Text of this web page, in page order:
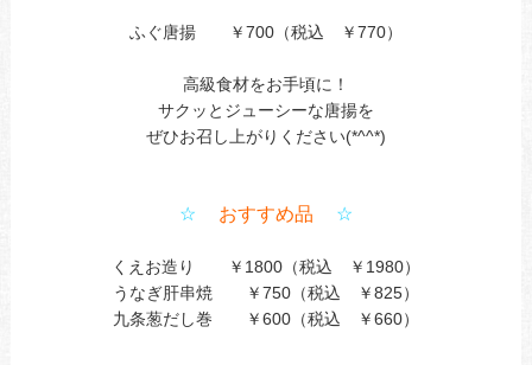
ふぐ唐揚 ￥700（税込 ￥770）
高級食材をお手頃に！
サクッとジューシーな唐揚を
ぜひお召し上がりください(*^^*)
☆ おすすめ品 ☆
くえお造り ￥1800（税込 ￥1980）
うなぎ肝串焼 ￥750（税込 ￥825）
九条葱だし巻 ￥600（税込 ￥660）